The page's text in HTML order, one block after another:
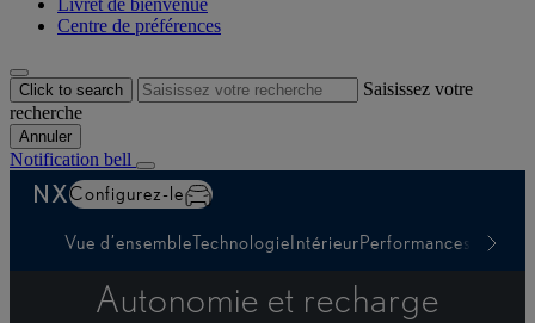
Centre de préférences
Click to search
Saisissez votre
recherche
Annuler
Notification bell
NXConfigurez-le
Vue d’ensembleTechnologieIntérieurPerformances
Autonomie et recharge